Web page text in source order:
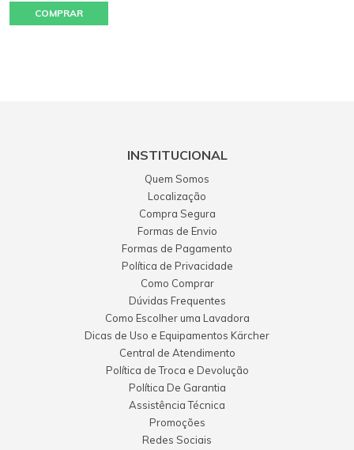
COMPRAR
INSTITUCIONAL
Quem Somos
Localização
Compra Segura
Formas de Envio
Formas de Pagamento
Política de Privacidade
Como Comprar
Dúvidas Frequentes
Como Escolher uma Lavadora
Dicas de Uso e Equipamentos Kärcher
Central de Atendimento
Política de Troca e Devolução
Política De Garantia
Assistência Técnica
Promoções
Redes Sociais